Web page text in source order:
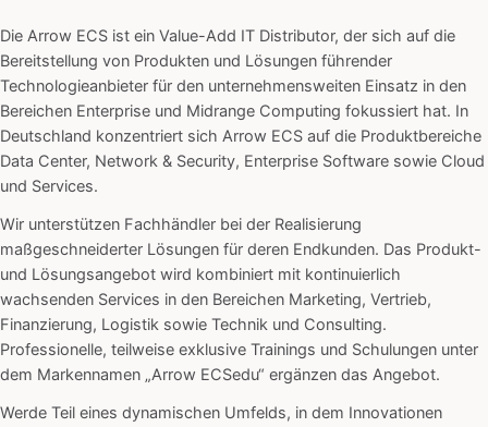
Die Arrow ECS ist ein Value-Add IT Distributor, der sich auf die
Bereitstellung von Produkten und Lösungen führender
Technologieanbieter für den unternehmensweiten Einsatz in den
Bereichen Enterprise und Midrange Computing fokussiert hat. In
Deutschland konzentriert sich Arrow ECS auf die Produktbereiche
Data Center, Network & Security, Enterprise Software sowie Cloud
und Services.
Wir unterstützen Fachhändler bei der Realisierung
maßgeschneiderter Lösungen für deren Endkunden. Das Produkt-
und Lösungsangebot wird kombiniert mit kontinuierlich
wachsenden Services in den Bereichen Marketing, Vertrieb,
Finanzierung, Logistik sowie Technik und Consulting.
Professionelle, teilweise exklusive Trainings und Schulungen unter
dem Markennamen „Arrow ECSedu“ ergänzen das Angebot.
Werde Teil eines dynamischen Umfelds, in dem Innovationen